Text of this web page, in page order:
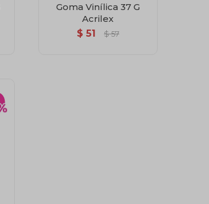
Goma Vinílica 37 G
Acrilex
$ 51 $ 57